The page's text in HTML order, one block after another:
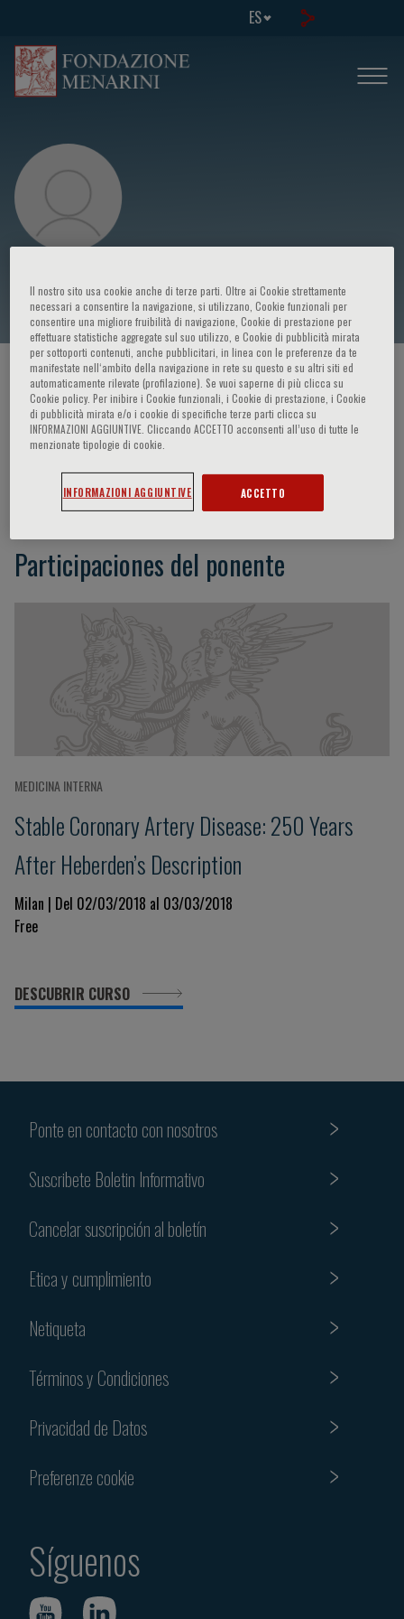
ES
Peter Clemmensen
HOME PAGE / CURSOS Y EVENTOS / ORADOR
Peter Clemmensen
Participaciones del ponente
MEDICINA INTERNA
Stable Coronary Artery Disease: 250 Years
After Heberden’s Description
Milan | Del 02/03/2018 al 03/03/2018
Free
DESCUBRIR CURSO
Ponte en contacto con nosotros
Suscribete Boletin Informativo
Cancelar suscripción al boletín
Etica y cumplimiento
Netiqueta
Términos y Condiciones
Privacidad de Datos
Preferenze cookie
Síguenos
Il nostro sito usa cookie anche di terze parti. Oltre ai Cookie strettamente
necessari a consentire la navigazione, si utilizzano, Cookie funzionali per
consentire una migliore fruibilità di navigazione, Cookie di prestazione per
effettuare statistiche aggregate sul suo utilizzo, e Cookie di pubblicità mirata
per sottoporti contenuti, anche pubblicitari, in linea con le preferenze da te
manifestate nell‘ambito della navigazione in rete su questo e su altri siti ed
automaticamente rilevate (profilazione). Se vuoi saperne di più clicca su
Cookie policy. Per inibire i Cookie funzionali, i Cookie di prestazione, i Cookie
di pubblicità mirata e/o i cookie di specifiche terze parti clicca su
INFORMAZIONI AGGIUNTIVE. Cliccando ACCETTO acconsenti all’uso di tutte le
menzionate tipologie di cookie.
INFORMAZIONI AGGIUNTIVE ACCETTO